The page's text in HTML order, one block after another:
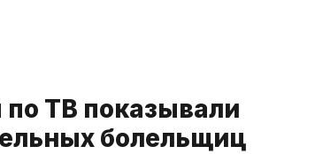
ТВ показывали
болельщиц